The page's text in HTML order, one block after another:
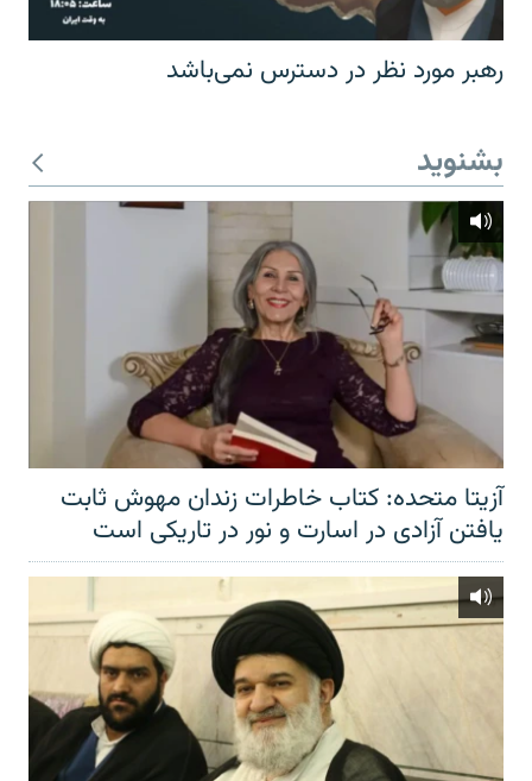
رهبر مورد نظر در دسترس نمی‌باشد
بشنوید
آزیتا متحده: کتاب خاطرات زندان مهوش ثابت
یافتن آزادی در اسارت و نور در تاریکی است